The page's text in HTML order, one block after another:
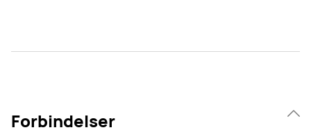
Forbindelser